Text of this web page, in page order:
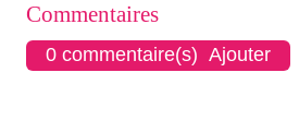
Commentaires
0 commentaire(s) Ajouter